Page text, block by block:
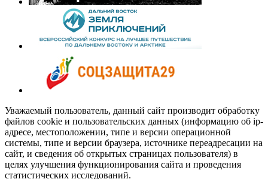
Уважаемый пользователь, данный сайт производит обработку
файлов cookie и пользовательских данных (информацию об ip-
адресе, местоположении, типе и версии операционной
системы, типе и версии браузера, источнике переадресации на
сайт, и сведения об открытых страницах пользователя) в
целях улучшения функционирования сайта и проведения
статистических исследований.